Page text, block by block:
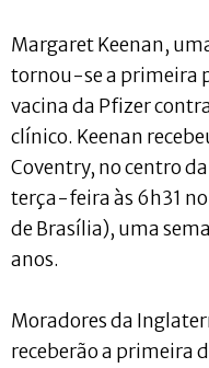
Margaret Keenan,
tornou-se a primeira
vacina da Pfizer
clínico. Keenan
Coventry, no centro
terça-feira às 6h31
de Brasília), uma
anos.
Moradores da
receberão a primeira